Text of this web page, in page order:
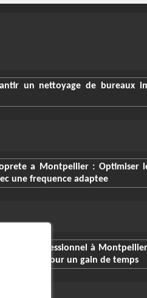
un nettoyage de bureaux
a Montpellier : Optimiser
une frequence adaptee
professionnel à
bureaux pour un gain de temps